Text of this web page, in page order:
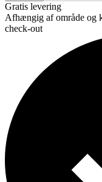
Gratis levering
Afhængig af område og
check-out